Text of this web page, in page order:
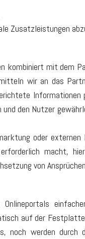
Zusatzleistungen
mit dem
wir an das
den Nutzer
oder
macht,
von
auf der
noch werden durch